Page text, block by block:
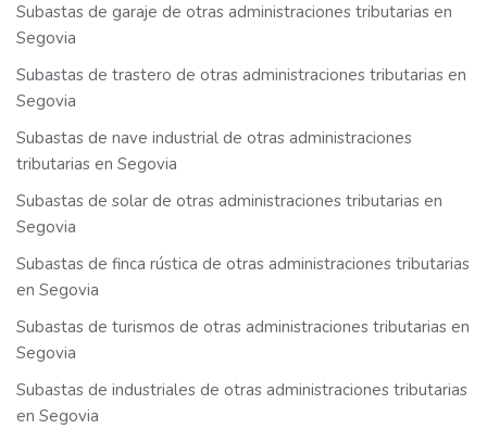
Subastas de garaje de otras administraciones tributarias en
Segovia
Subastas de trastero de otras administraciones tributarias en
Segovia
Subastas de nave industrial de otras administraciones
tributarias en Segovia
Subastas de solar de otras administraciones tributarias en
Segovia
Subastas de finca rústica de otras administraciones tributarias
en Segovia
Subastas de turismos de otras administraciones tributarias en
Segovia
Subastas de industriales de otras administraciones tributarias
en Segovia